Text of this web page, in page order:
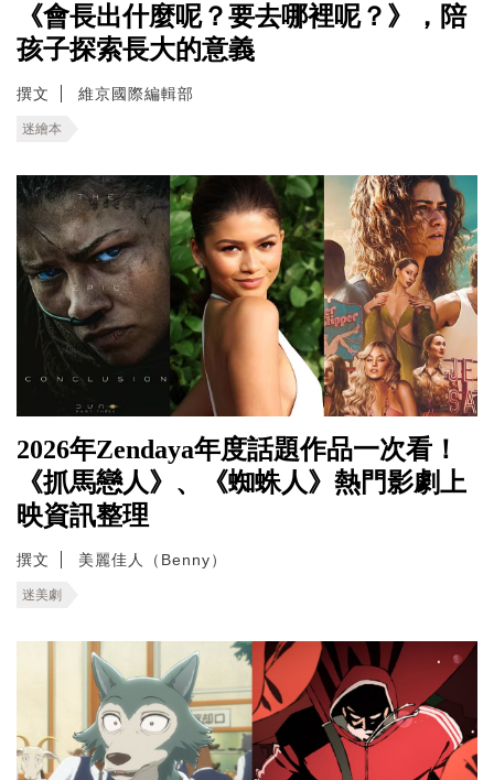
《會長出什麼呢？要去哪裡呢？》，陪
孩子探索長大的意義
撰文 維京國際編輯部
迷繪本
2026年Zendaya年度話題作品一次看！
《抓馬戀人》、《蜘蛛人》熱門影劇上
映資訊整理
撰文 美麗佳人（Benny）
迷美劇